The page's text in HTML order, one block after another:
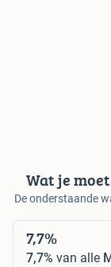
Wat je
De onderstaande
7,7%
7,7% van alle